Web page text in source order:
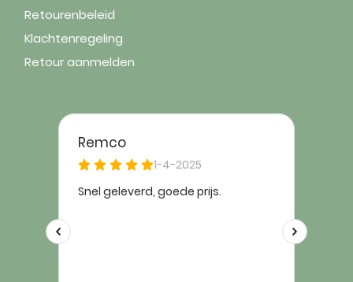
Retourenbeleid
Klachtenregeling
Retour aanmelden